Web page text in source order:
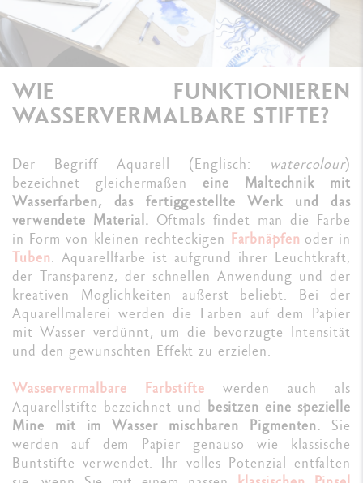
WIE FUNKTIONIEREN
WASSERVERMALBARE STIFTE?
Der Begriff Aquarell (Englisch: watercolour)
bezeichnet gleichermaßeneine Maltechnik mit
Wasserfarben, das fertiggestellte Werk und das
verwendete Material. Oftmals findet man die Farbe
in Form von kleinen rechteckigen Farbnäpfen oder in
Tuben. Aquarellfarbe ist aufgrund ihrer Leuchtkraft,
der Transparenz, der schnellen Anwendung und der
kreativen Möglichkeiten äußerst beliebt. Bei der
Aquarellmalerei werden die Farben auf dem Papier
mit Wasser verdünnt, um die bevorzugte Intensität
und den gewünschten Effekt zu erzielen.
Wasservermalbare Farbstifte werden auch als
Aquarellstifte bezeichnet und besitzen eine spezielle
Mine mit im Wasser mischbaren Pigmenten. Sie
werden auf dem Papier genauso wie klassische
Buntstifte verwendet. Ihr volles Potenzial entfalten